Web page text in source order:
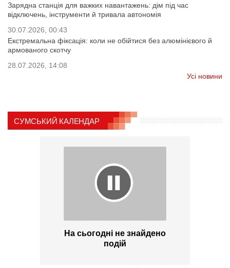
Зарядна станція для важких навантажень: дім під час
відключень, інструменти й тривала автономія
30.07.2026, 00:43
Екстремальна фіксація: коли не обійтися без алюмінієвого й
армованого скотчу
28.07.2026, 14:08
Усі новини
СУМСЬКИЙ КАЛЕНДАР
На сьогодні не знайдено
подій